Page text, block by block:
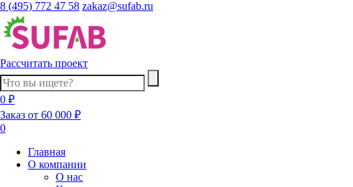
8 (495) 772 47 58 zakaz@sufab.ru
Рассчитать проект
0 ₽
Заказ от 60 000 ₽
0
Главная
О компании
О нас